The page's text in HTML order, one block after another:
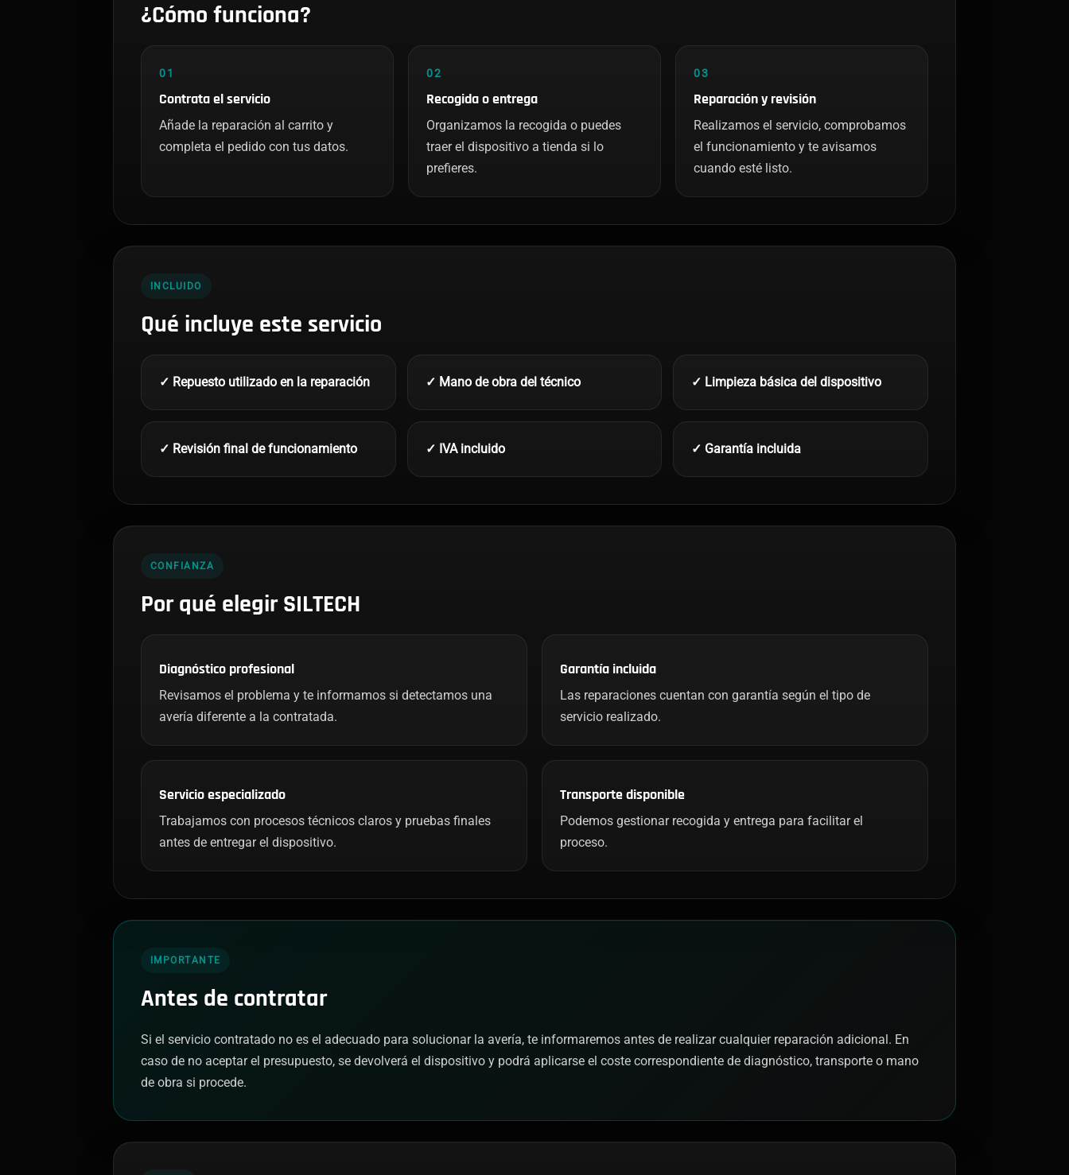
¿Cómo funciona?
01
Contrata el servicio
Añade la reparación al carrito y
completa el pedido con tus datos.
02
Recogida o entrega
Organizamos la recogida o puedes
traer el dispositivo a tienda si lo
prefieres.
03
Reparación y revisión
Realizamos el servicio, comprobamos
el funcionamiento y te avisamos
cuando esté listo.
INCLUIDO
Qué incluye este servicio
✓ Repuesto utilizado en la reparación ✓ Mano de obra del técnico ✓ Limpieza básica del dispositivo
✓ Revisión final de funcionamiento ✓ IVA incluido ✓ Garantía incluida
CONFIANZA
Por qué elegir SILTECH
Diagnóstico profesional
Revisamos el problema y te informamos si detectamos una
avería diferente a la contratada.
Garantía incluida
Las reparaciones cuentan con garantía según el tipo de
servicio realizado.
Servicio especializado
Trabajamos con procesos técnicos claros y pruebas finales
antes de entregar el dispositivo.
Transporte disponible
Podemos gestionar recogida y entrega para facilitar el
proceso.
IMPORTANTE
Antes de contratar
Si el servicio contratado no es el adecuado para solucionar la avería, te informaremos antes de realizar cualquier reparación adicional. En
caso de no aceptar el presupuesto, se devolverá el dispositivo y podrá aplicarse el coste correspondiente de diagnóstico, transporte o mano
de obra si procede.